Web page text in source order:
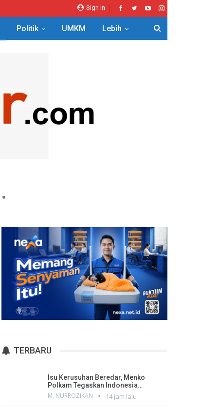
Sign In
Politik UMKM Lebih
TERBARU
Isu Kerusuhan Beredar, Menko
Polkam Tegaskan Indonesia…
M. NURROZIKAN 14 jam lalu